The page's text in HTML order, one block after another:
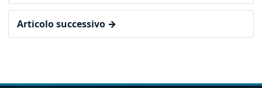
Articolo successivo →